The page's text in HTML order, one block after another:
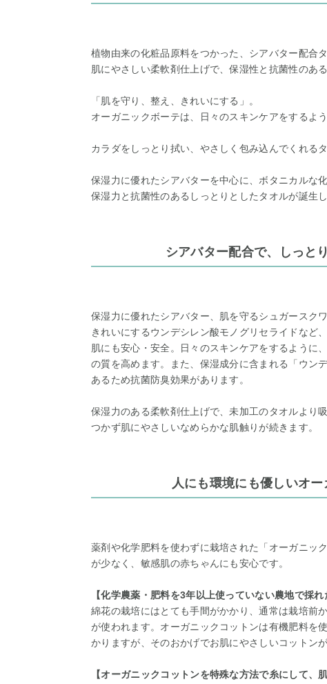
植物由来の化粧品原料をつかった、シアバター配合
肌にやさしい柔軟剤仕上げで、保湿性と抗菌性のあ
「肌を守り、整え、きれいにする」。
オーガニックボーテは、日々のスキンケアをするよ
カラダをしっとり拭い、やさしく包み込んでくれるタ
保湿力に優れたシアバターを中心に、ボタニカルな
保湿力と抗菌性のあるしっとりとしたタオルが誕生し
シアバター配合で、しっと
保湿力に優れたシアバター、肌を守るシュガースク
きれいにするウンデシレン酸モノグリセライドなど
肌にも安心・安全。日々のスキンケアをするように
の質を高めます。また、保湿成分に含まれる「ウン
あるため抗菌防臭効果があります。
保湿力のある柔軟剤仕上げで、未加工のタオルより
つかず肌にやさしいなめらかな肌触りが続きます。
人にも環境にも優しいオ
薬剤や化学肥料を使わずに栽培された「オーガニッ
が少なく、敏感肌の赤ちゃんにも安心です。
【化学農薬・肥料を3年以上使っていない農地で採
綿花の栽培にはとても手間がかかり、通常は栽培前
が使われます。オーガニックコットンは有機肥料を
かりますが、そのおかげでお肌にやさしいコットン
【オーガニックコットンを特殊な方法で糸にして、